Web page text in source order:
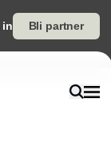
in Bli partner